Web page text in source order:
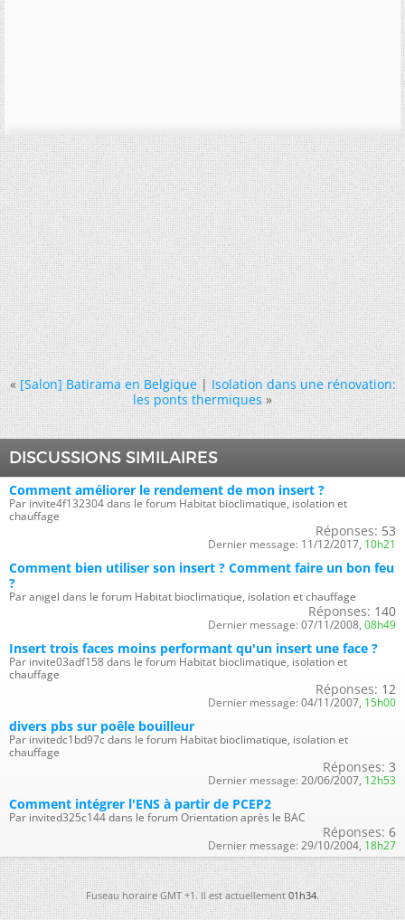
« [Salon] Batirama en Belgique|Isolation dans une rénovation:
les ponts thermiques »
DISCUSSIONS SIMILAIRES
Comment améliorer le rendement de mon insert ?
Par invite4f132304 dans le forum Habitat bioclimatique, isolation et
chauffage
Réponses: 53
Dernier message: 11/12/2017, 10h21
Comment bien utiliser son insert ? Comment faire un bon feu
?
Par anigel dans le forum Habitat bioclimatique, isolation et chauffage
Réponses: 140
Dernier message: 07/11/2008, 08h49
Insert trois faces moins performant qu'un insert une face ?
Par invite03adf158 dans le forum Habitat bioclimatique, isolation et
chauffage
Réponses: 12
Dernier message: 04/11/2007, 15h00
divers pbs sur poêle bouilleur
Par invitedc1bd97c dans le forum Habitat bioclimatique, isolation et
chauffage
Réponses: 3
Dernier message: 20/06/2007, 12h53
Comment intégrer l'ENS à partir de PCEP2
Par invited325c144 dans le forum Orientation après le BAC
Réponses: 6
Dernier message: 29/10/2004, 18h27
Fuseau horaire GMT +1. Il est actuellement01h34.